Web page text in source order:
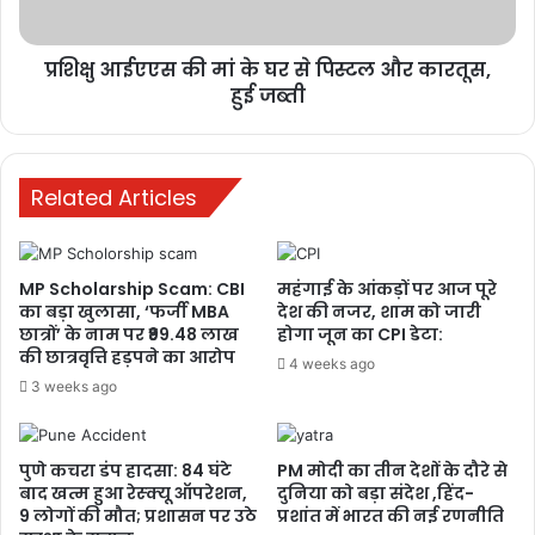
सरकार कब करेगी पहल? 17वें दिन भी जारी
सोनम वांगचुक का अनशन, लगातार बिगड़
3 weeks ago
का विषय? जानिए पूरा मामला, क्या सचमुच
हुआ कोई घोटाला?
3 weeks ago
प्रशिक्षु आईएएस की मां के घर से पिस्टल और कारतूस,
हुई जब्ती
Related Articles
MP Scholarship Scam: CBI
का बड़ा खुलासा, ‘फर्जी MBA
छात्रों’ के नाम पर ₹99.48 लाख
की छात्रवृत्ति हड़पने का आरोप
3 weeks ago
महंगाई के आंकड़ों पर आज पूरे
देश की नजर, शाम को जारी
होगा जून का CPI डेटा:
4 weeks ago
पुणे कचरा डंप हादसा: 84 घंटे
बाद खत्म हुआ रेस्क्यू ऑपरेशन,
9 लोगों की मौत; प्रशासन पर उठे
PM मोदी का तीन देशों के दौरे से
दुनिया को बड़ा संदेश ,हिंद-
प्रशांत में भारत की नई रणनीति